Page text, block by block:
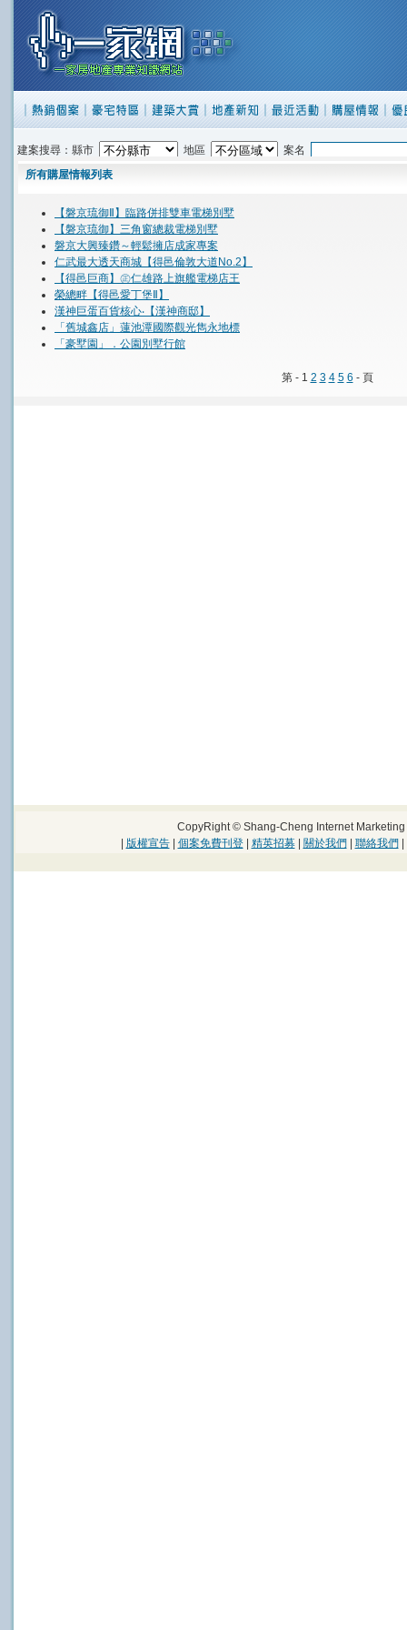
建案搜尋：縣市 地區
案名
所有購屋情報列表
【磐京琉御Ⅱ】臨路併排雙車電梯別墅
【磐京琉御】三角窗總裁電梯別墅
磐京大興臻鑽～輕鬆擁店成家專案
仁武最大透天商城【得邑倫敦大道No.2】
【得邑巨商】㊣仁雄路上旗艦電梯店王
榮總畔【得邑愛丁堡Ⅱ】
漢神巨蛋百貨核心‧【漢神商邸】
「舊城鑫店」蓮池潭國際觀光雋永地標
「豪墅園」．公園別墅行館
第 - 1 2 3 4 5 6 - 頁
CopyRight © Shang-Cheng Internet
版權宣告| 個案免費刊登| 精英招募| 關於我們 聯絡我們